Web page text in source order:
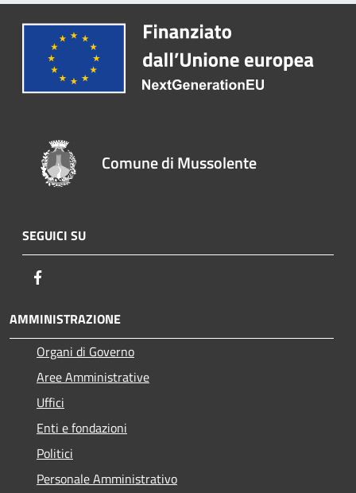
Comune di Mussolente
SEGUICI SU
AMMINISTRAZIONE
Organi di Governo
Aree Amministrative
Uffici
Enti e fondazioni
Politici
Personale Amministrativo